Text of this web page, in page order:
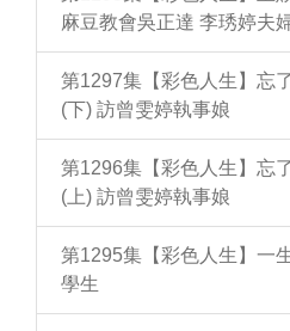
麻豆教會吳正達 李琇婷夫
第1297集【彩色人生】忘
(下) 訪曾雯婷執事娘
第1296集【彩色人生】忘
(上) 訪曾雯婷執事娘
第1295集【彩色人生】一
學生